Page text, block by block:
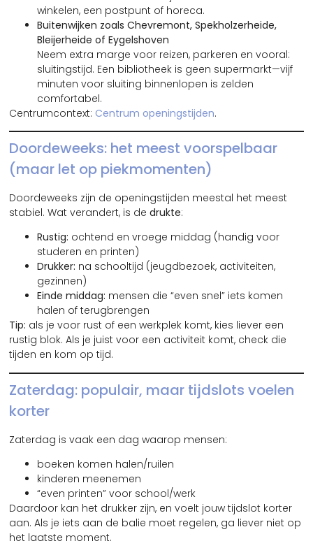
winkelen, een postpunt of horeca.
Buitenwijken zoals Chevremont, Spekholzerheide,
Bleijerheide of Eygelshoven
Neem extra marge voor reizen, parkeren en vooral:
sluitingstijd. Een bibliotheek is geen supermarkt—vijf
minuten voor sluiting binnenlopen is zelden
comfortabel.
Centrumcontext: Centrum openingstijden.
Doordeweeks: het meest voorspelbaar
(maar let op piekmomenten)
Doordeweeks zijn de openingstijden meestal het meest
stabiel. Wat verandert, is dedrukte:
Rustig: ochtend en vroege middag (handig voor
studeren en printen)
Drukker: na schooltijd (jeugdbezoek, activiteiten,
gezinnen)
Einde middag: mensen die “even snel” iets komen
halen of terugbrengen
Tip: als je voor rust of een werkplek komt, kies liever een
rustig blok. Als je juist voor een activiteit komt, check die
tijden en kom op tijd.
Zaterdag: populair, maar tijdslots voelen
korter
Zaterdag is vaak een dag waarop mensen:
boeken komen halen/ruilen
kinderen meenemen
“even printen” voor school/werk
Daardoor kan het drukker zijn, en voelt jouw tijdslot korter
aan. Als je iets aan de balie moet regelen, ga liever niet op
het laatste moment.